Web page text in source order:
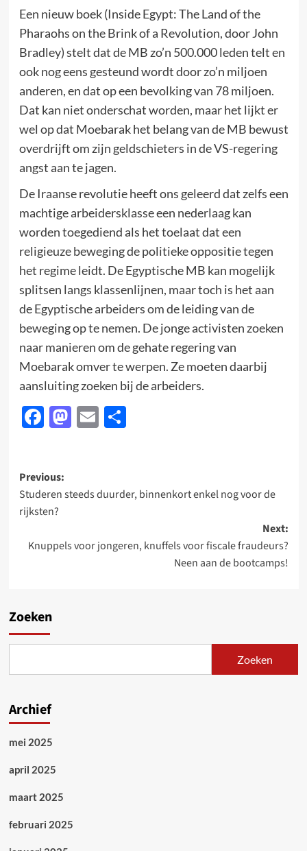
Een nieuw boek (Inside Egypt: The Land of the
Pharaohs on the Brink of a Revolution, door John
Bradley) stelt dat de MB zo’n 500.000 leden telt en
ook nog eens gesteund wordt door zo’n miljoen
anderen, en dat op een bevolking van 78 miljoen.
Dat kan niet onderschat worden, maar het lijkt er
wel op dat Moebarak het belang van de MB bewust
overdrijft om zijn geldschieters in de VS-regering
angst aan te jagen.
De Iraanse revolutie heeft ons geleerd dat zelfs een
machtige arbeidersklasse een nederlaag kan
worden toegediend als het toelaat dat een
religieuze beweging de politieke oppositie tegen
het regime leidt. De Egyptische MB kan mogelijk
splitsen langs klassenlijnen, maar toch is het aan
de Egyptische arbeiders om de leiding van de
beweging op te nemen. De jonge activisten zoeken
naar manieren om de gehate regering van
Moebarak omver te werpen. Ze moeten daarbij
aansluiting zoeken bij de arbeiders.
Facebook
Mastodon
EmailDelen
Post
navigation
Previous:
Studeren steeds duurder, binnenkort enkel nog voor de
rijksten?
Next:
Knuppels voor jongeren, knuffels voor fiscale fraudeurs?
Neen aan de bootcamps!
Zoeken
Zoeken
Archief
mei 2025
april 2025
maart 2025
februari 2025